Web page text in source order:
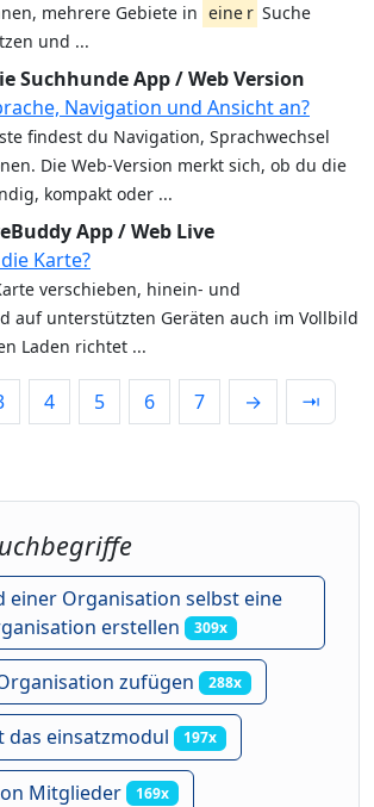
mehrere Gebiete in eine r Suche
und ...
Suchhunde App / Web Version
Navigation und Ansicht an?
findest du Navigation, Sprachwechsel
Die Web-Version merkt sich, ob du die
kompakt oder ...
App / Web Live
Karte?
verschieben, hinein- und
auf unterstützten Geräten auch im Vollbild
Laden richtet ...
4 5 6 7 → ⇥
einer Organisation selbst eine
erstellen 309x
zufügen 288x
das einsatzmodul 197x
Mitglieder 169x